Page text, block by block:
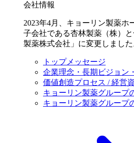
会社情報
2023年4月、キョーリン製薬ホ
子会社である杏林製薬（株）
製薬株式会社」に変更しました
トップメッセージ
企業理念・長期ビジョン
価値創造プロセス / 経営
キョーリン製薬グループ
キョーリン製薬グループ